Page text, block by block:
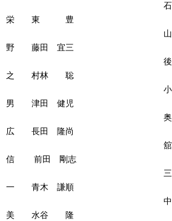
石田 成生
栄 東 豊
山内 道明
野 藤田 宜三
後藤 健一
之 村林 聡
小林 正人
男 津田 健児
奥野 英介
広 長田 隆尚
舘 直人
信 前田 剛志
三谷 哲央
一 青木 謙順
中森 博文
美 水谷 隆